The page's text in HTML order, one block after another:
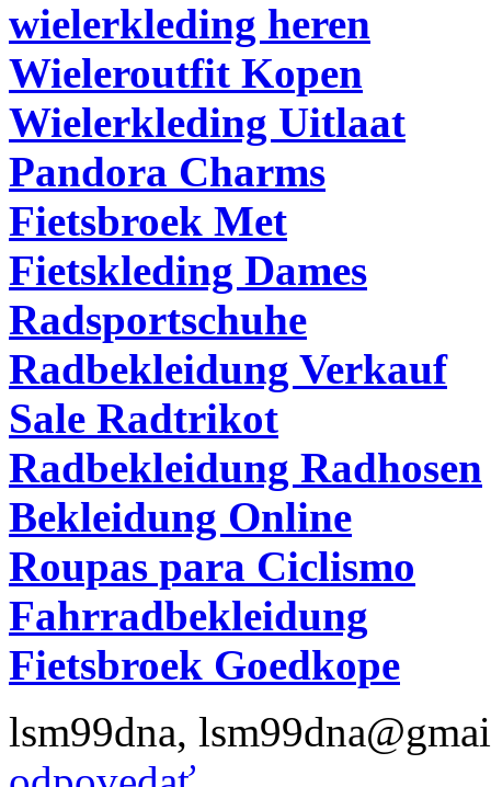
wielerkleding heren
Wieleroutfit Kopen
Wielerkleding Uitlaat
Pandora Charms
Fietsbroek Met
Fietskleding Dames
Radsportschuhe
Radbekleidung Verkauf
Sale Radtrikot
Radbekleidung Radhosen
Bekleidung Online
Roupas para Ciclismo
Fahrradbekleidung
Fietsbroek Goedkope
lsm99dna,